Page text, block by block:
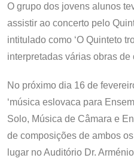
O grupo dos jovens alunos
assistir ao concerto pelo
intitulado como ‘O Quinteto
interpretadas várias obras
No próximo dia 16 de
‘música eslovaca para
Solo, Música de Câmara e
de composições de ambos
lugar no Auditório Dr.